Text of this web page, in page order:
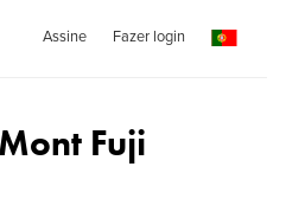
Assine Fazer login
Fuji